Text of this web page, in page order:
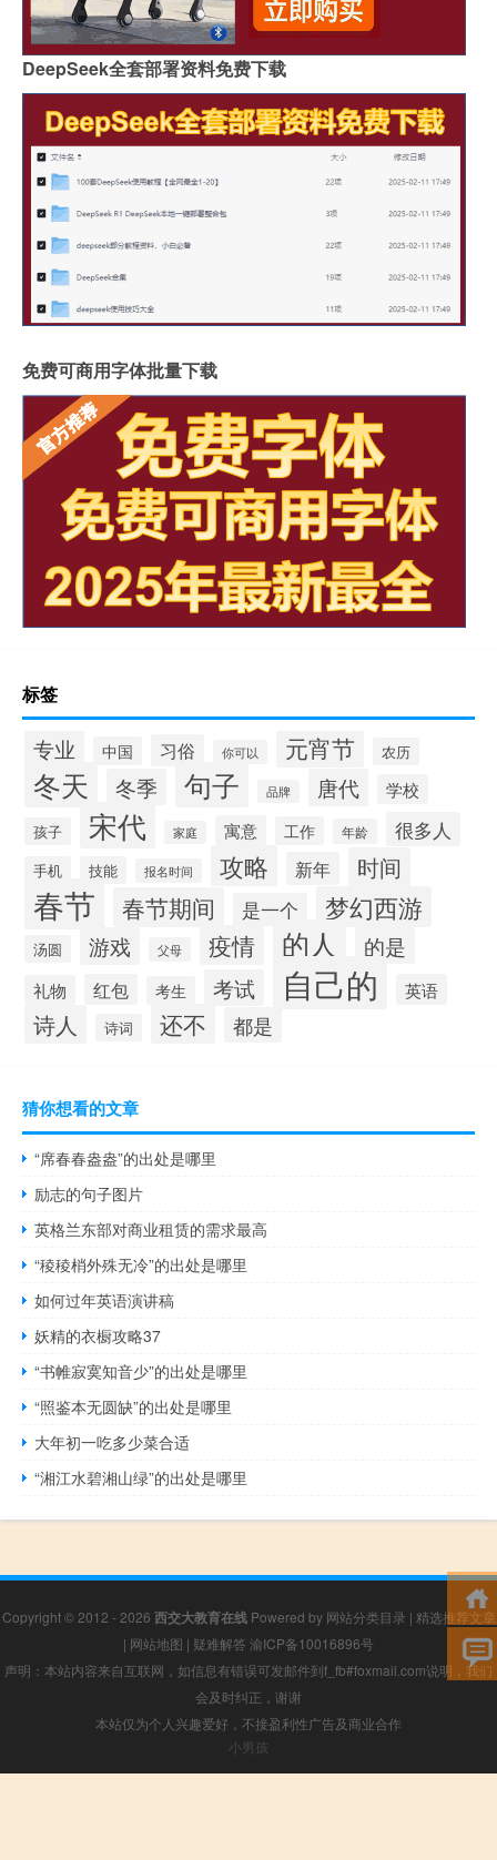
DeepSeek全套部署资料免费下载
免费可商用字体批量下载
标签
专业 中国 习俗 你可以 元宵节 农历
冬天 冬季 句子 品牌 唐代 学校
孩子 宋代 家庭 寓意 工作 年龄 很多人
手机 技能 报名时间 攻略 新年 时间
春节 春节期间 是一个 梦幻西游
汤圆 游戏 父母 疫情 的人 的是
礼物 红包 考生 考试 自己的 英语
诗人 诗词 还不 都是
猜你想看的文章
“席春春盎盎”的出处是哪里
励志的句子图片
英格兰东部对商业租赁的需求最高
“稜稜梢外殊无冷”的出处是哪里
如何过年英语演讲稿
妖精的衣橱攻略37
“书帷寂寞知音少”的出处是哪里
“照鉴本无圆缺”的出处是哪里
大年初一吃多少菜合适
“湘江水碧湘山绿”的出处是哪里
Copyright © 2012 - 2026 西交大教育在线Powered by 网站分类目录 | 精选推荐文章
| 网站地图 | 疑难解答 渝ICP备10016896号
声明：本站内容来自互联网，如信息有错误可发邮件到f_fb#foxmail.com说明，我们
会及时纠正，谢谢
本站仅为个人兴趣爱好，不接盈利性广告及商业合作
小男孩